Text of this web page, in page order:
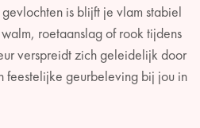
is blijft je vlam stabiel
roetaanslag of rook tijdens
verspreidt zich geleidelijk door
feestelijke geurbeleving bij jou in